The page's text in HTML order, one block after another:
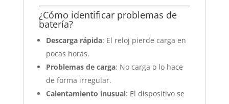
¿Cómo identificar problemas de
batería?
Descarga rápida: El reloj pierde carga en
pocas horas.
Problemas de carga: No carga o lo hace
de forma irregular.
Calentamiento inusual: El dispositivo se